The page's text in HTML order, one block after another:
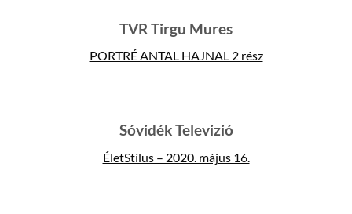
TVR Tirgu Mures
PORTRÉ ANTAL HAJNAL 2 rész
Sóvidék Televizió
ÉletStílus – 2020. május 16.